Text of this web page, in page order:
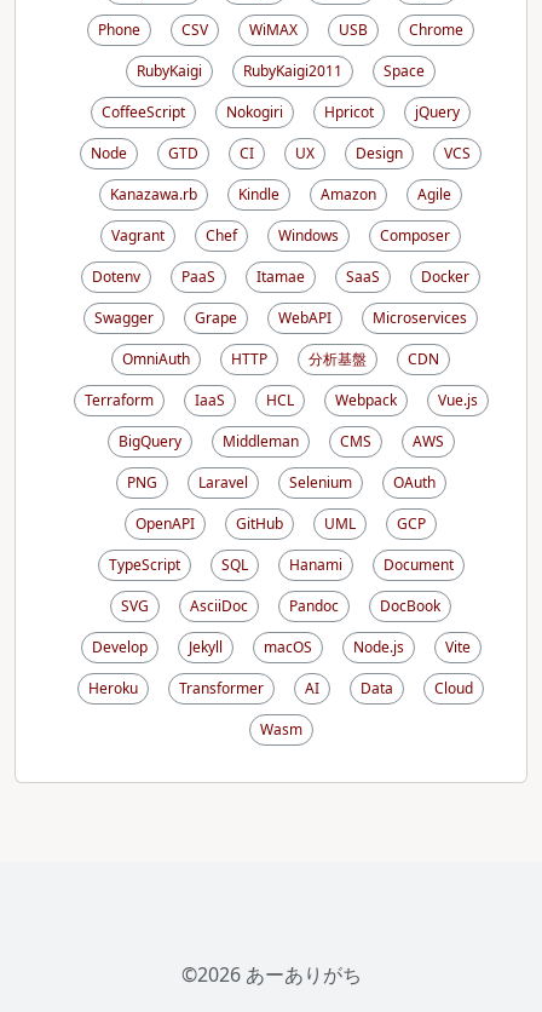
Phone
CSV WiMAX USB
Chrome
RubyKaigi
RubyKaigi2011
Space
CoffeeScript
Nokogiri Hpricot
jQuery
Node
GTD CI UX Design
VCS
Kanazawa.rb
Kindle Amazon
Agile
Vagrant
Chef Windows
Composer
Dotenv
PaaS Itamae SaaS
Docker
Swagger
Grape WebAPI
Microservices
OmniAuth
HTTP 分析基盤
CDN
Terraform
IaaS HCL Webpack
Vue.js
BigQuery
Middleman CMS
AWS
PNG
Laravel Selenium
OAuth
OpenAPI
GitHub UML
GCP
TypeScript
SQL Hanami
Document
SVG
AsciiDoc Pandoc
DocBook
Develop
Jekyll macOS Node.js
Vite
Heroku
Transformer AI Data
Cloud
Wasm
©2026 あーありがち